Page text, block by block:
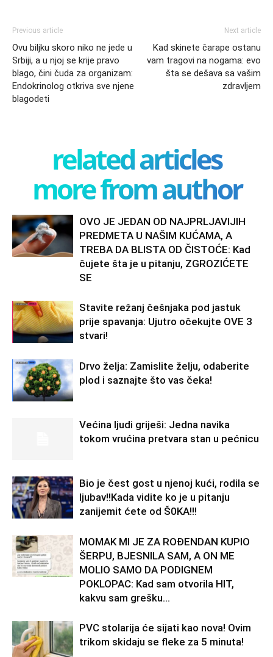
Previous article
Ovu biljku skoro niko ne jede u
Srbiji, a u njoj se krije pravo
blago, čini čuda za organizam:
Endokrinolog otkriva sve njene
blagodeti
Next article
Kad skinete čarape ostanu
vam tragovi na nogama: evo
šta se dešava sa vašim
zdravljem
related articles
more from author
OVO JE JEDAN OD NAJPRLJAVIJIH
PREDMETA U NAŠIM KUĆAMA, A
TREBA DA BLISTA OD ČISTOĆE: Kad
čujete šta je u pitanju, ZGROZIĆETE
SE
Stavite režanj češnjaka pod jastuk
prije spavanja: Ujutro očekujte OVE 3
stvari!
Drvo želja: Zamislite želju, odaberite
plod i saznajte što vas čeka!
Većina ljudi griješi: Jedna navika
tokom vrućina pretvara stan u pećnicu
Bio je čest gost u njenoj kući, rodila se
ljubav!!Kada vidite ko je u pitanju
zanijemit ćete od Š0KA!!!
MOMAK MI JE ZA ROĐENDAN KUPIO
ŠERPU, BJESNILA SAM, A ON ME
MOLIO SAMO DA PODIGNEM
POKLOPAC: Kad sam otvorila HIT,
kakvu sam grešku...
PVC stolarija će sijati kao nova! Ovim
trikom skidaju se fleke za 5 minuta!